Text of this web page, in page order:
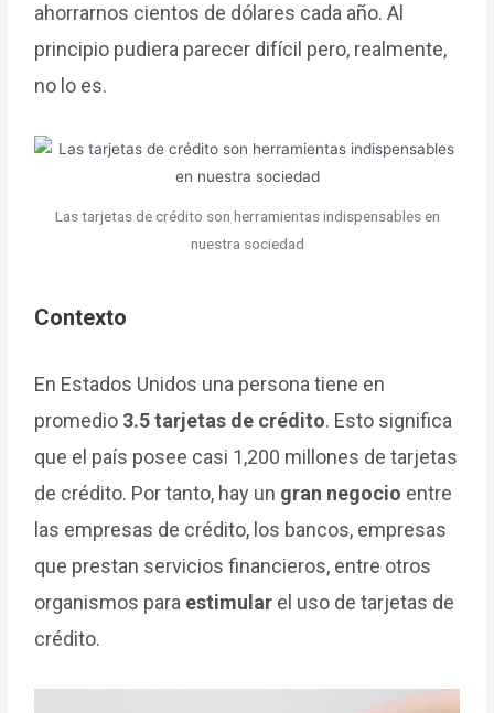
ahorrarnos cientos de dólares cada año. Al
principio pudiera parecer difícil pero, realmente,
no lo es.
Las tarjetas de crédito son herramientas indispensables en
nuestra sociedad
Contexto
En Estados Unidos una persona tiene en
promedio 3.5 tarjetas de crédito. Esto significa
que el país posee casi 1,200 millones de tarjetas
de crédito. Por tanto, hay un gran negocio entre
las empresas de crédito, los bancos, empresas
que prestan servicios financieros, entre otros
organismos para estimular el uso de tarjetas de
crédito.